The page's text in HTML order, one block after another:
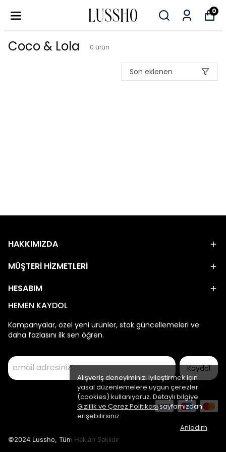
0
Alışveriş deneyiminizi iyileştirmek için
yasal düzenlemelere uygun çerezler
(cookies) kullanıyoruz. Detaylı bilgiye
Gizlilik ve Çerez Politikasısayfamızdan
erişebilirsiniz.
Anladım
Coco & Lola 0 ürün
Son eklenen
HAKKIMIZDA
MÜŞTERİ HİZMETLERİ
HESABIM
HEMEN KAYDOL
Kampanyalar, özel yeni ürünler, stok güncellemeleri ve
daha fazlasını ilk sen öğren.
Kaydol
©2024 Lussho, Tüm Hakları Saklıdır